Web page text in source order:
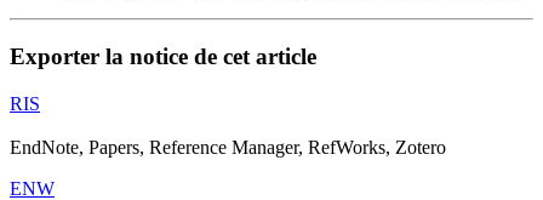
Exporter la notice de cet article
RIS
EndNote, Papers, Reference Manager, RefWorks, Zotero
ENW